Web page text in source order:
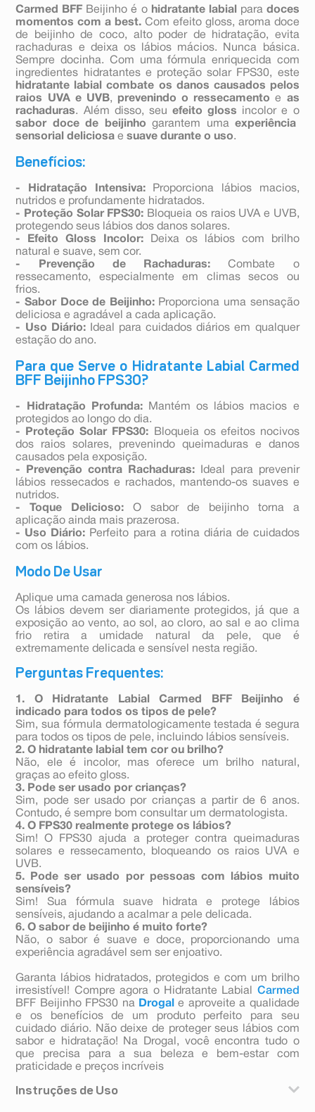
Carmed BFF Beijinho é o hidratante labial para doces
momentos com a best. Com efeito gloss, aroma doce
de beijinho de coco, alto poder de hidratação, evita
rachaduras e deixa os lábios mácios. Nunca básica.
Sempre docinha. Com uma fórmula enriquecida com
ingredientes hidratantes e proteção solar FPS30, este
hidratante labial combate os danos causados pelos
raios UVA e UVB, prevenindo o ressecamento e as
rachaduras. Além disso, seu efeito gloss incolor e o
sabor doce de beijinho garantem umaexperiência
sensorial deliciosae suave durante o uso.
Benefícios:
- Hidratação Intensiva:Proporciona lábios macios,
nutridos e profundamente hidratados.
- Proteção Solar FPS30: Bloqueia os raios UVA e UVB,
protegendo seus lábios dos danos solares.
- Efeito Gloss Incolor:Deixa os lábios com brilho
natural e suave, sem cor.
- Prevenção de Rachaduras: Combate o
ressecamento, especialmente em climas secos ou
frios.
- Sabor Doce de Beijinho:Proporciona uma sensação
deliciosa e agradável a cada aplicação.
- Uso Diário:Ideal para cuidados diários em qualquer
estação do ano.
Para que Serve o Hidratante Labial Carmed
BFF Beijinho FPS30?
- Hidratação Profunda:Mantém os lábios macios e
protegidos ao longo do dia.
- Proteção Solar FPS30: Bloqueia os efeitos nocivos
dos raios solares, prevenindo queimaduras e danos
causados pela exposição.
- Prevenção contra Rachaduras: Ideal para prevenir
lábios ressecados e rachados, mantendo-os suaves e
nutridos.
- Toque Delicioso: O sabor de beijinho torna a
aplicação ainda mais prazerosa.
- Uso Diário: Perfeito para a rotina diária de cuidados
com os lábios.
Modo De Usar
Aplique uma camada generosa nos lábios.
Os lábios devem ser diariamente protegidos, já que a
exposição ao vento, ao sol, ao cloro, ao sal e ao clima
frio retira a umidade natural da pele, que é
extremamente delicada e sensível nesta região.
Perguntas Frequentes:
1. O Hidratante Labial Carmed BFF Beijinho é
indicado para todos os tipos de pele?
Sim, sua fórmula dermatologicamente testada é segura
para todos os tipos de pele, incluindo lábios sensíveis.
2. O hidratante labial tem cor ou brilho?
Não, ele é incolor, mas oferece um brilho natural,
graças ao efeito gloss.
3. Pode ser usado por crianças?
Sim, pode ser usado por crianças a partir de 6 anos.
Contudo, é sempre bom consultar um dermatologista.
4. O FPS30 realmente protege os lábios?
Sim! O FPS30 ajuda a proteger contra queimaduras
solares e ressecamento, bloqueando os raios UVA e
UVB.
5. Pode ser usado por pessoas com lábios muito
sensíveis?
Sim! Sua fórmula suave hidrata e protege lábios
sensíveis, ajudando a acalmar a pele delicada.
6. O sabor de beijinho é muito forte?
Não, o sabor é suave e doce, proporcionando uma
experiência agradável sem ser enjoativo.
Garanta lábios hidratados, protegidos e com um brilho
irresistível! Compre agora o Hidratante Labial Carmed
BFF Beijinho FPS30 na Drogal
e aproveite a qualidade
e os benefícios de um produto perfeito para seu
cuidado diário. Não deixe de proteger seus lábios com
sabor e hidratação! Na Drogal, você encontra tudo o
que precisa para a sua beleza e bem-estar com
praticidade e preços incríveis
Instruções de Uso